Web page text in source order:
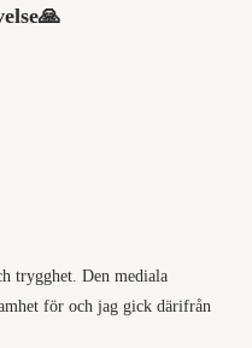
trygghet. Den mediala
för och jag gick därifrån